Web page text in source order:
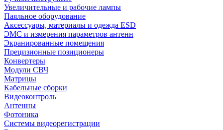
Увеличительные и рабочие лампы
Паяльное оборудование
Аксессуары, материалы и одежда ESD
ЭМС и измерения параметров антенн
Экранированные помещения
Прецизионные позиционеры
Конвертеры
Модули СВЧ
Матрицы
Кабельные сборки
Видеоконтроль
Антенны
Фотоника
Cистемы видеорегистрации